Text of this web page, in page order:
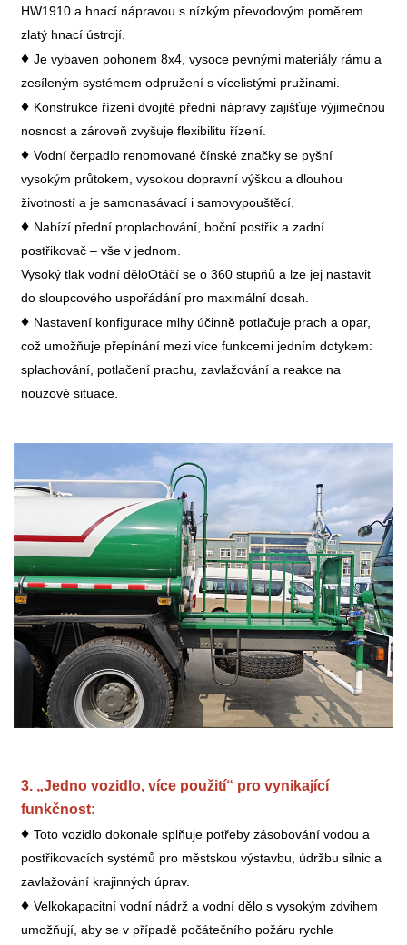
HW1910 a hnací nápravou s nízkým převodovým poměrem
zlatý hnací ústrojí.
♦ Je vybaven pohonem 8x4, vysoce pevnými materiály rámu a
zesíleným systémem odpružení s vícelistými pružinami.
♦ Konstrukce řízení dvojité přední nápravy zajišťuje výjimečnou
nosnost a zároveň zvyšuje flexibilitu řízení.
♦ Vodní čerpadlo renomované čínské značky se pyšní
vysokým průtokem, vysokou dopravní výškou a dlouhou
životností a je samonasávací i samovypouštěcí.
♦ Nabízí přední proplachování, boční postřik a zadní
postřikovač – vše v jednom.
Vysoký tlakvodní děloOtáčí se o 360 stupňů a lze jej nastavit
do sloupcového uspořádání pro maximální dosah.
♦ Nastavení konfigurace mlhy účinně potlačuje prach a opar,
což umožňuje přepínání mezi více funkcemi jedním dotykem:
splachování, potlačení prachu, zavlažování a reakce na
nouzové situace.
3. „Jedno vozidlo, více použití“ pro vynikající
funkčnost:
♦ Toto vozidlo dokonale splňuje potřeby zásobování vodou a
postřikovacích systémů pro městskou výstavbu, údržbu silnic a
zavlažování krajinných úprav.
♦ Velkokapacitní vodní nádrž a vodní dělo s vysokým zdvihem
umožňují, aby se v případě počátečního požáru rychle